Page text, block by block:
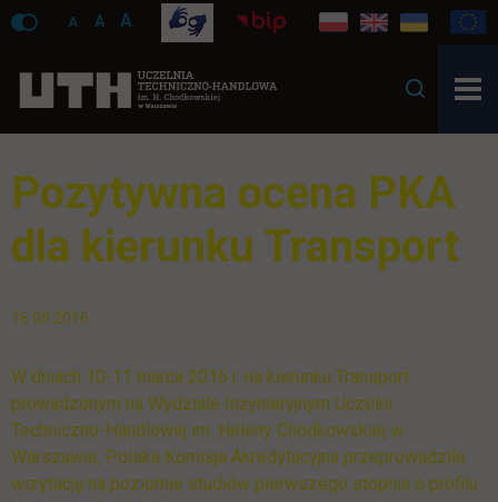
A A A
Pozytywna ocena PKA
dla kierunku Transport
16.09.2016
W dniach 10-11 marca 2016 r. na kierunku Transport
prowadzonym na Wydziale Inżynieryjnym Uczelni
Techniczno-Handlowej im. Heleny Chodkowskiej w
Warszawie, Polska Komisja Akredytacyjna przeprowadziła
wizytację na poziomie studiów pierwszego stopnia o profilu